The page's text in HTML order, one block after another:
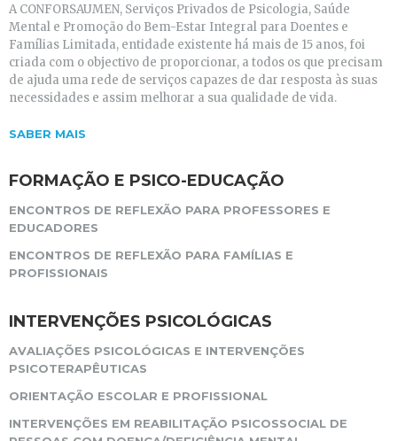
A CONFORSAUMEN, Serviços Privados de Psicologia, Saúde
Mental e Promoção do Bem-Estar Integral para Doentes e
Famílias Limitada, entidade existente há mais de 15 anos, foi
criada com o objectivo de proporcionar, a todos os que precisam
de ajuda uma rede de serviços capazes de dar resposta às suas
necessidades e assim melhorar a sua qualidade de vida.
SABER MAIS
FORMAÇÃO E PSICO-EDUCAÇÃO
ENCONTROS DE REFLEXÃO PARA PROFESSORES E
EDUCADORES
ENCONTROS DE REFLEXÃO PARA FAMÍLIAS E
PROFISSIONAIS
INTERVENÇÕES PSICOLÓGICAS
AVALIAÇÕES PSICOLÓGICAS E INTERVENÇÕES
PSICOTERAPÊUTICAS
ORIENTAÇÃO ESCOLAR E PROFISSIONAL
INTERVENÇÕES EM REABILITAÇÃO PSICOSSOCIAL DE